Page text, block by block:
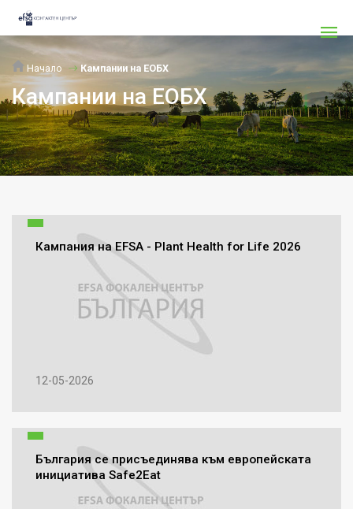
Начало Кампании на ЕОБХ
Кампании на ЕОБХ
Кампания на EFSA - Plant Health for Life 2026
12-05-2026
България се присъединява към европейската
инициатива Safe2Eat